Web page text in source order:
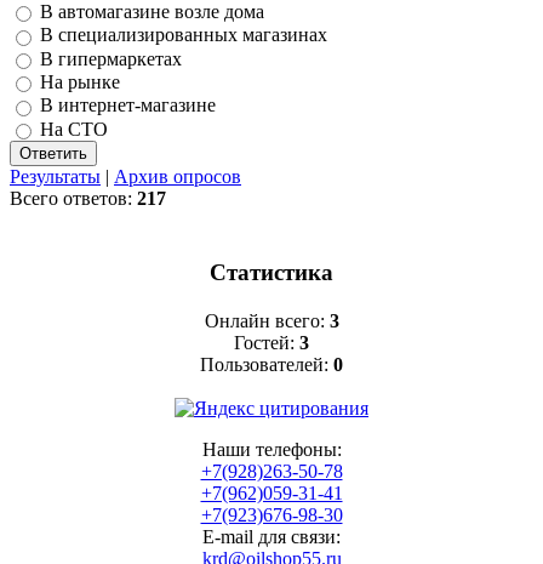
В автомагазине возле дома
В специализированных магазинах
В гипермаркетах
На рынке
В интернет-магазине
На СТО
Результаты | Архив опросов
Всего ответов: 217
Статистика
Онлайн всего: 3
Гостей: 3
Пользователей: 0
Наши телефоны:
+7(928)263-50-78
+7(962)059-31-41
+7(923)676-98-30
E-mail для связи:
krd@oilshop55.ru